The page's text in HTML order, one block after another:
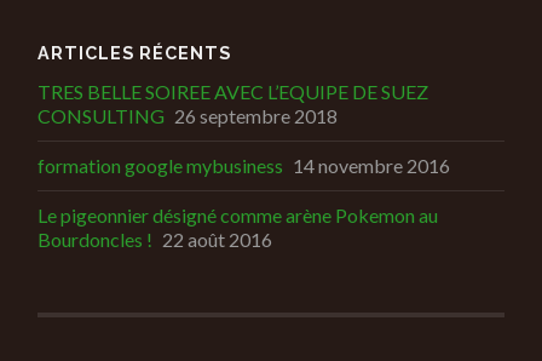
ARTICLES RÉCENTS
TRES BELLE SOIREE AVEC L’EQUIPE DE SUEZ
CONSULTING 26 septembre 2018
formation google mybusiness 14 novembre 2016
Le pigeonnier désigné comme arène Pokemon au
Bourdoncles ! 22 août 2016